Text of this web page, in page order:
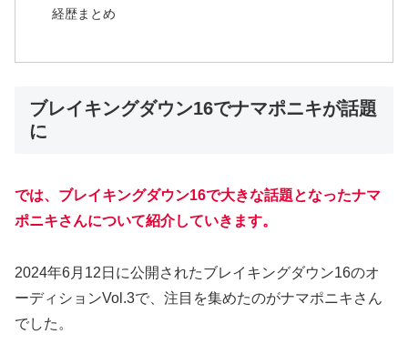
経歴まとめ
ブレイキングダウン16でナマポニキが話題
に
では、ブレイキングダウン16で大きな話題となったナマ
ポニキさんについて紹介していきます。
2024年6月12日に公開されたブレイキングダウン16のオ
ーディションVol.3で、注目を集めたのがナマポニキさん
でした。